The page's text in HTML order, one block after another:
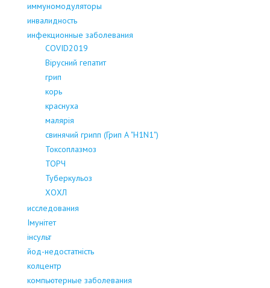
иммуномодуляторы
инвалидность
инфекционные заболевания
COVID2019
Вірусний гепатит
грип
корь
краснуха
малярія
свинячий грипп (Грип А "H1N1")
Токсоплазмоз
ТОРЧ
Туберкульоз
ХОХЛ
исследования
Імунітет
інсульт
йод-недостатність
колцентр
компьютерные заболевания